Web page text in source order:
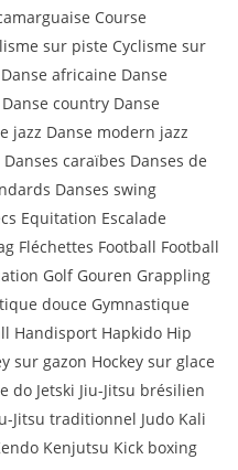
Course
sur piste Cyclisme sur
africaine Danse
country Danse
jazz Danse modern jazz
caraïbes Danses de
Danses swing
Equitation Escalade
Fléchettes Football Football
Golf Gouren Grappling
douce Gymnastique
Handisport Hapkido Hip
sur gazon Hockey sur glace
do Jetski Jiu-Jitsu brésilien
Jitsu traditionnel Judo Kali
Kenjutsu Kick boxing